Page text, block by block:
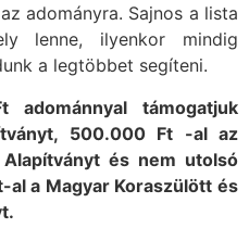
adományra. Sajnos a lista
lenne, ilyenkor mindig
a legtöbbet segíteni.
támogatjuk
500.000 Ft -al az
és nem utolsó
a Magyar Koraszülött és